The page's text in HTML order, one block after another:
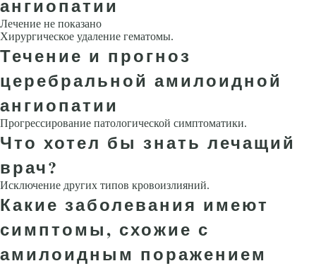
ангиопатии
Лечение не показано
Хирургическое удаление гематомы.
Течение и прогноз
церебральной амилоидной
ангиопатии
Прогрессирование патологической симптоматики.
Что хотел бы знать лечащий
врач?
Исключение других типов кровоизлияний.
Какие заболевания имеют
симптомы, схожие с
амилоидным поражением